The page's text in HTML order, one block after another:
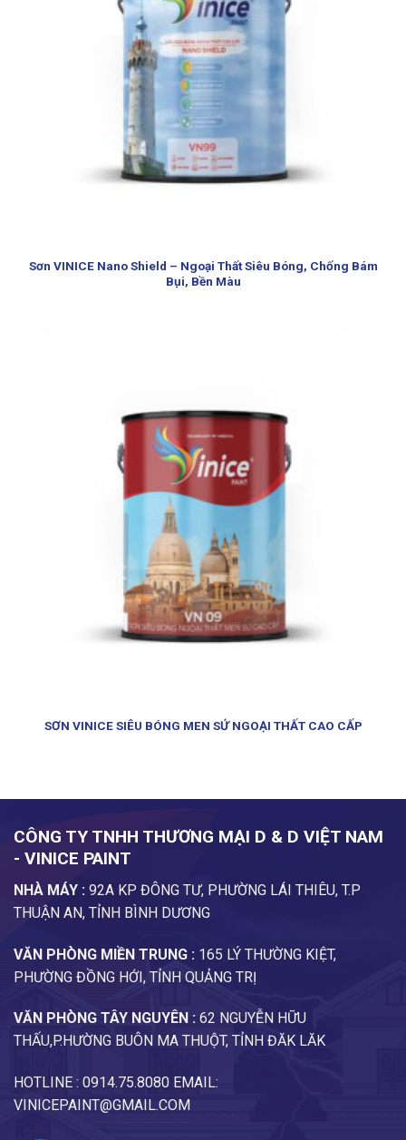
Sơn VINICE Nano Shield – Ngoại Thất Siêu Bóng, Chống Bám
Bụi, Bền Màu
SƠN VINICE SIÊU BÓNG MEN SỨ NGOẠI THẤT CAO CẤP
CÔNG TY TNHH THƯƠNG MẠI D & D VIỆT NAM
- VINICE PAINT
NHÀ MÁY : 92A KP ĐÔNG TƯ, PHƯỜNG LÁI THIÊU, T.P
THUẬN AN, TỈNH BÌNH DƯƠNG
VĂN PHÒNG MIỀN TRUNG : 165 LÝ THƯỜNG KIỆT,
PHƯỜNG ĐỒNG HỚI, TỈNH QUẢNG TRỊ
VĂN PHÒNG TÂY NGUYÊN : 62 NGUYỄN HỮU
THẤU,P.HƯỜNG BUÔN MA THUỘT, TỈNH ĐĂK LĂK
HOTLINE : 0914.75.8080 EMAIL:
VINICEPAINT@GMAIL.COM